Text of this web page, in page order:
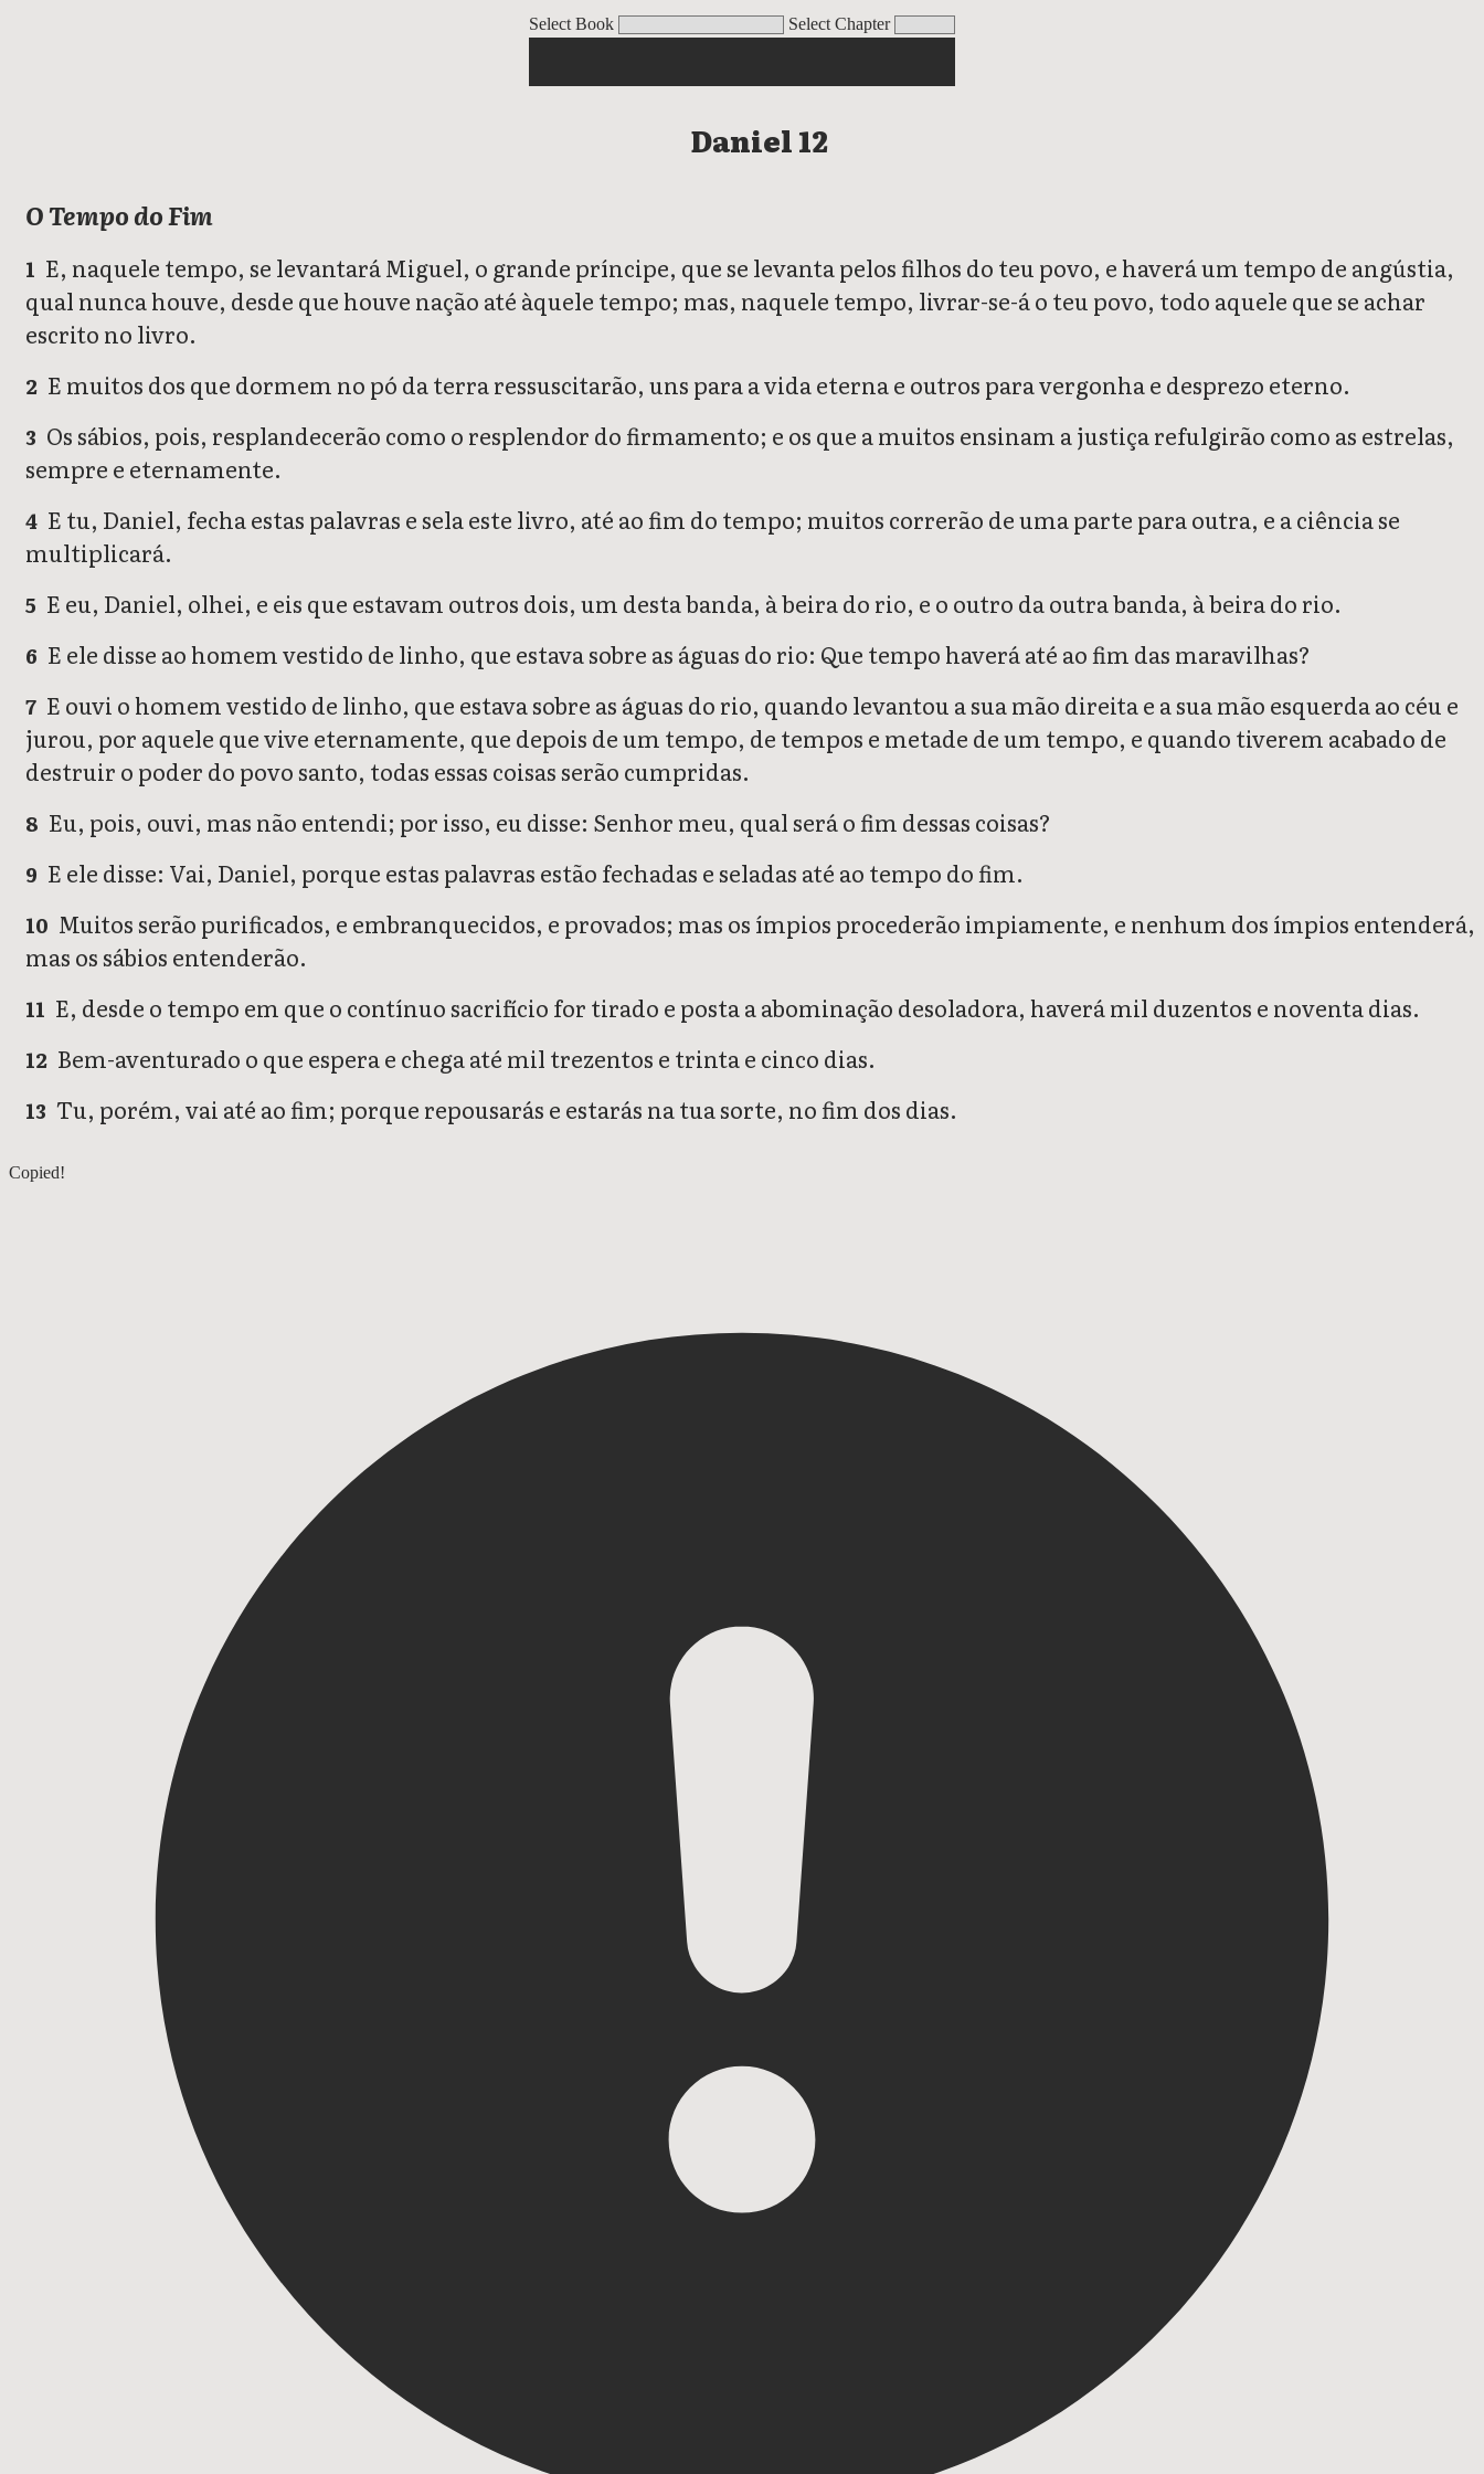
Select Book Select Chapter
Daniel 12
O Tempo do Fim
1 E, naquele tempo, se levantará Miguel, o grande príncipe, que se levanta pelos filhos do teu povo, e haverá um tempo de angústia,
qual nunca houve, desde que houve nação até àquele tempo; mas, naquele tempo, livrar-se-á o teu povo, todo aquele que se achar
escrito no livro.
2 E muitos dos que dormem no pó da terra ressuscitarão, uns para a vida eterna e outros para vergonha e desprezo eterno.
3 Os sábios, pois, resplandecerão como o resplendor do firmamento; e os que a muitos ensinam a justiça refulgirão como as estrelas,
sempre e eternamente.
4 E tu, Daniel, fecha estas palavras e sela este livro, até ao fim do tempo; muitos correrão de uma parte para outra, e a ciência se
multiplicará.
5 E eu, Daniel, olhei, e eis que estavam outros dois, um desta banda, à beira do rio, e o outro da outra banda, à beira do rio.
6 E ele disse ao homem vestido de linho, que estava sobre as águas do rio: Que tempo haverá até ao fim das maravilhas?
7 E ouvi o homem vestido de linho, que estava sobre as águas do rio, quando levantou a sua mão direita e a sua mão esquerda ao céu e
jurou, por aquele que vive eternamente, que depois de um tempo, de tempos e metade de um tempo, e quando tiverem acabado de
destruir o poder do povo santo, todas essas coisas serão cumpridas.
8 Eu, pois, ouvi, mas não entendi; por isso, eu disse: Senhor meu, qual será o fim dessas coisas?
9 E ele disse: Vai, Daniel, porque estas palavras estão fechadas e seladas até ao tempo do fim.
10 Muitos serão purificados, e embranquecidos, e provados; mas os ímpios procederão impiamente, e nenhum dos ímpios entenderá,
mas os sábios entenderão.
11 E, desde o tempo em que o contínuo sacrifício for tirado e posta a abominação desoladora, haverá mil duzentos e noventa dias.
12 Bem-aventurado o que espera e chega até mil trezentos e trinta e cinco dias.
13 Tu, porém, vai até ao fim; porque repousarás e estarás na tua sorte, no fim dos dias.
Daniel 11
Copied!